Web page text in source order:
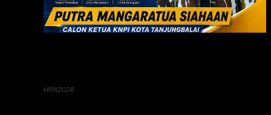
HPN2026